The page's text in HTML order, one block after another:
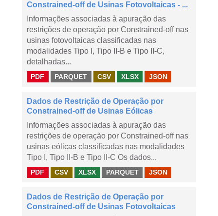
Constrained-off de Usinas Fotovoltaicas - ...
Informações associadas à apuração das
restrições de operação por Constrained-off nas
usinas fotovoltaicas classificadas nas
modalidades Tipo I, Tipo II-B e Tipo II-C,
detalhadas...
PDF PARQUET CSV XLSX JSON
Dados de Restrição de Operação por
Constrained-off de Usinas Eólicas
Informações associadas à apuração das
restrições de operação por Constrained-off nas
usinas eólicas classificadas nas modalidades
Tipo I, Tipo II-B e Tipo II-C Os dados...
PDF CSV XLSX PARQUET JSON
Dados de Restrição de Operação por
Constrained-off de Usinas Fotovoltaicas